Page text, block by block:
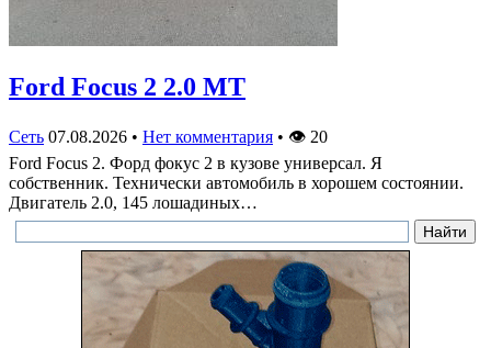
Ford Focus 2 2.0 MT
Сеть 07.08.2026 • Нет комментария • 👁 20
Ford Focus 2. Форд фокус 2 в кузове универсал. Я
собственник. Технически автомобиль в хорошем состоянии.
Двигатель 2.0, 145 лошадиных…